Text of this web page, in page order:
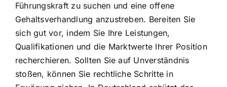
Führungskraft zu suchen und eine offene
Gehaltsverhandlung anzustreben. Bereiten Sie
sich gut vor, indem Sie Ihre Leistungen,
Qualifikationen und die Marktwerte Ihrer Position
recherchieren. Sollten Sie auf Unverständnis
stoßen, können Sie rechtliche Schritte in